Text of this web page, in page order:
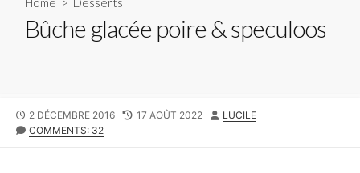
Bûche glacée poire & speculoos
PUBLISHED
DATE
2 DÉCEMBRE 2016
LAST
17 AOÛT 2022 AUTHOR
LUCILE
COMMENTS: 32